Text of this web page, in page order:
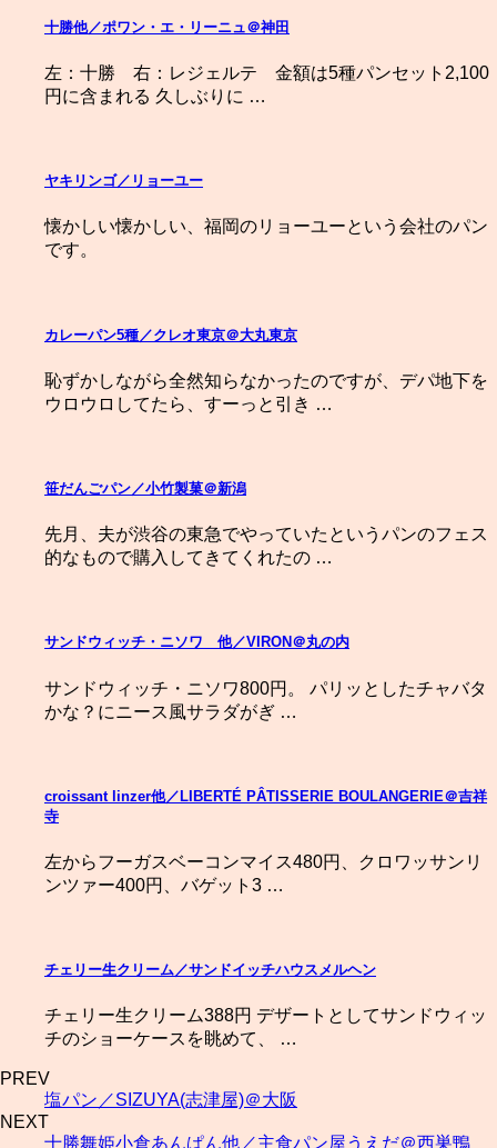
十勝他／ポワン・エ・リーニュ＠神田
左：十勝 右：レジェルテ 金額は5種パンセット2,100
円に含まれる 久しぶりに …
ヤキリンゴ／リョーユー
懐かしい懐かしい、福岡のリョーユーという会社のパン
です。
カレーパン5種／クレオ東京＠大丸東京
恥ずかしながら全然知らなかったのですが、デパ地下を
ウロウロしてたら、すーっと引き …
笹だんごパン／小竹製菓＠新潟
先月、夫が渋谷の東急でやっていたというパンのフェス
的なもので購入してきてくれたの …
サンドウィッチ・ニソワ 他／VIRON＠丸の内
サンドウィッチ・ニソワ800円。 パリッとしたチャバタ
かな？にニース風サラダがぎ …
croissant linzer他／LIBERTÉ PÂTISSERIE BOULANGERIE＠吉祥
寺
左からフーガスベーコンマイス480円、クロワッサンリ
ンツァー400円、バゲット3 …
チェリー生クリーム／サンドイッチハウスメルヘン
チェリー生クリーム388円 デザートとしてサンドウィッ
チのショーケースを眺めて、 …
PREV
塩パン／SIZUYA(志津屋)＠大阪
NEXT
十勝舞姫小倉あんぱん他／主食パン屋うえだ＠西巣鴨